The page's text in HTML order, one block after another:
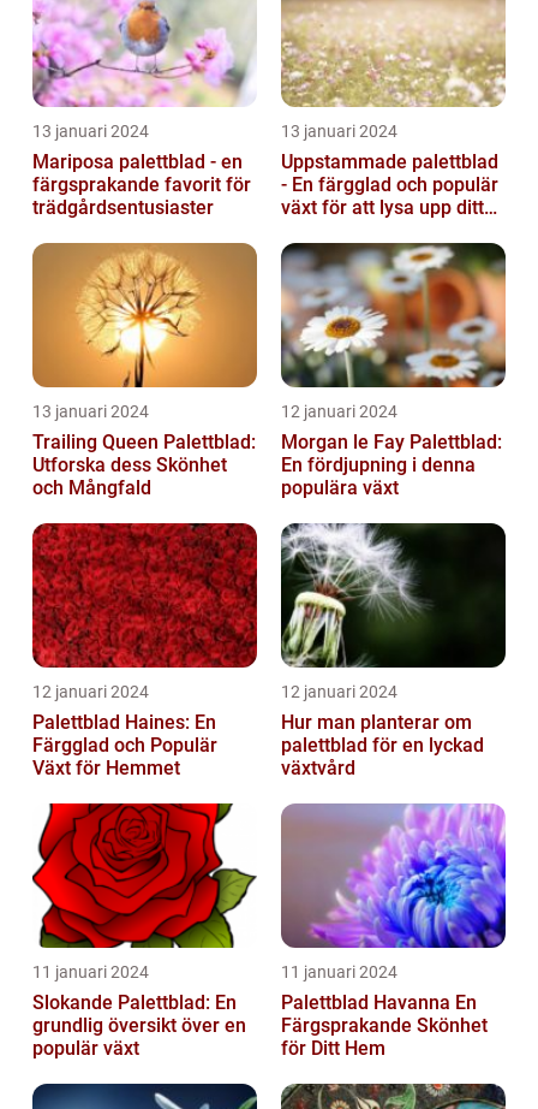
13 januari 2024
Mariposa palettblad - en
färgsprakande favorit för
trädgårdsentusiaster
13 januari 2024
Uppstammade palettblad
- En färgglad och populär
växt för att lysa upp ditt
13 januari 2024
Trailing Queen Palettblad:
Utforska dess Skönhet
och Mångfald
12 januari 2024
Morgan le Fay Palettblad:
En fördjupning i denna
populära växt
12 januari 2024
Palettblad Haines: En
Färgglad och Populär
Växt för Hemmet
12 januari 2024
Hur man planterar om
palettblad för en lyckad
växtvård
11 januari 2024
Slokande Palettblad: En
grundlig översikt över en
populär växt
11 januari 2024
Palettblad Havanna En
Färgsprakande Skönhet
för Ditt Hem